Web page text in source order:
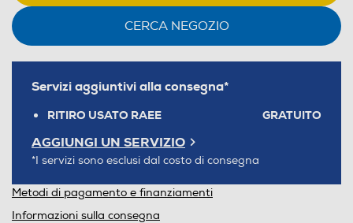
CERCA NEGOZIO
Servizi aggiuntivi alla consegna*
RITIRO USATO RAEE GRATUITO
AGGIUNGI UN SERVIZIO
*I servizi sono esclusi dal costo di consegna
Metodi di pagamento e finanziamenti
Informazioni sulla consegna